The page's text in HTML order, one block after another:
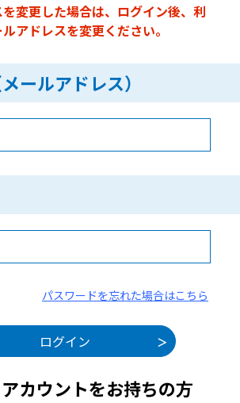
変更した場合は、ログイン後、利
アドレスを変更ください。
ールアドレス）
パスワードを忘れた場合はこちら
カウントをお持ちの方